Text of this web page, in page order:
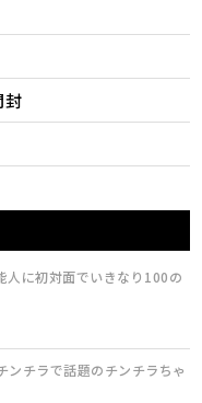
封
人に初対面でいきなり100の
ンチラで話題のチンチラちゃ